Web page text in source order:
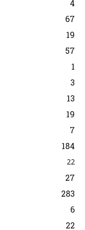
4
67
19
57
1
3
13
19
7
184
22
27
283
6
22